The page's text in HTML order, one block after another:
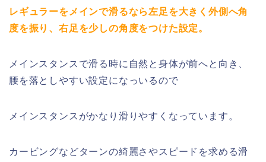
レギュラーをメインで滑るなら左足を大きく外側へ角
度を振り、右足を少しの角度をつけた設定。
メインスタンスで滑る時に自然と身体が前へと向き、
腰を落としやすい設定になっいるので
メインスタンスがかなり滑りやすくなっています。
カービングなどターンの綺麗さやスピードを求める滑